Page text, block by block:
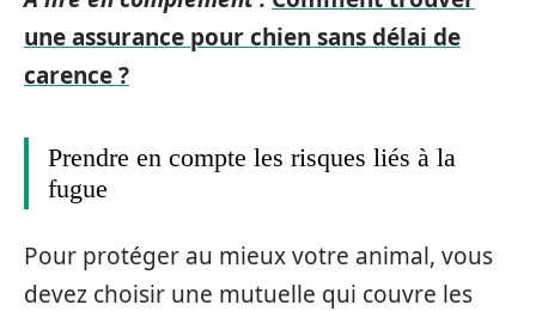
une assurance pour chien sans délai de
carence ?
Prendre en compte les risques liés à la
fugue
Pour protéger au mieux votre animal, vous
devez choisir une mutuelle qui couvre les